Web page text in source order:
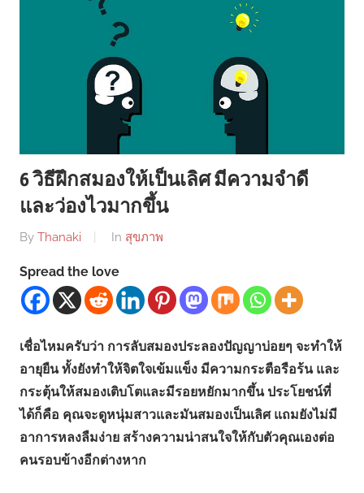
6 วิธีฝึกสมองให้เป็นเลิศ มีความจำดี
และว่องไวมากขึ้น
By Thanaki In สุขภาพ
Spread the love
เชื่อไหมครับว่า การลับสมองประลองปัญญาบ่อยๆ จะทำให้
อายุยืน ทั้งยังทำให้จิตใจเข้มแข็ง มีความกระตือรือร้น และ
กระตุ้นให้สมองเติบโตและมีรอยหยักมากขึ้น ประโยชน์ที่
ได้ก็คือ คุณจะดูหนุ่มสาวและมันสมองเป็นเลิศ แถมยังไม่มี
อาการหลงลืมง่าย สร้างความน่าสนใจให้กับตัวคุณเองต่อ
คนรอบข้างอีกต่างหาก